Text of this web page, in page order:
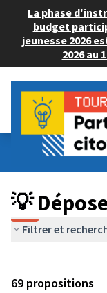
La phase
budget
jeunesse 2026
2026 au
Budget Participatif
💡 Déposer un
💡
Filtrer et
69 propositions